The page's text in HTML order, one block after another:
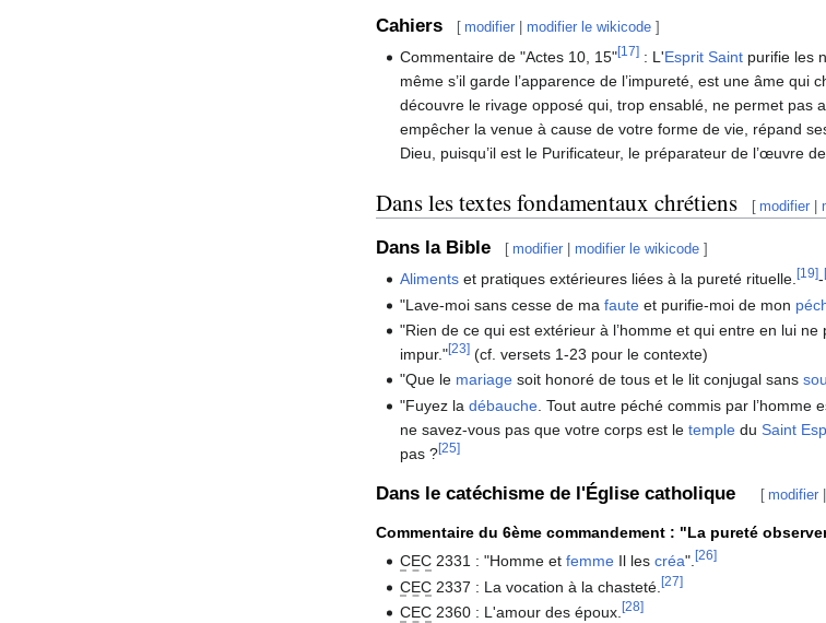
Cahiers [ modifier |modifier le wikicode ]
Commentaire de "Actes 10, 15"[17] : L'Esprit Saint purifie les
même s’il garde l’apparence de l’impureté, est une âme
découvre le rivage opposé qui, trop ensablé, ne permet pas
empêcher la venue à cause de votre forme de vie, répand
Dieu, puisqu’il est le Purificateur, le préparateur de l’œuvre
Dans les textes fondamentaux chrétiens [ modifier |
Dans la Bible [ modifier |modifier le wikicode ]
Aliments et pratiques extérieures liées à la pureté rituelle.[19]-
"Lave-moi sans cesse de mafaute et purifie-moi de mon
"Rien de ce qui est extérieur à l’homme et qui entre en lui
impur."[23] (cf. versets 1-23 pour le contexte)
"Que le mariage soit honoré de tous et le lit conjugal sans
"Fuyez ladébauche . Tout autre péché commis par
ne savez-vous pas que votre corps est letemple duSaint
pas ?[25]
Dans le catéchisme de l'Église catholique [ modifier
Commentaire du 6ème commandement : "La pureté
CEC 2331 : "Homme etfemme Il lescréa".[26]
CEC 2337 : La vocation à la chasteté.[27]
CEC 2360 : L'amour des époux.[28]